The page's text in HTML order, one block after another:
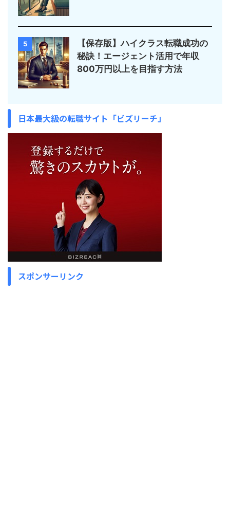
5
【保存版】ハイクラス転職成功の
秘訣！エージェント活用で年収
800万円以上を目指す方法
日本最大級の転職サイト「ビズリーチ」
スポンサーリンク